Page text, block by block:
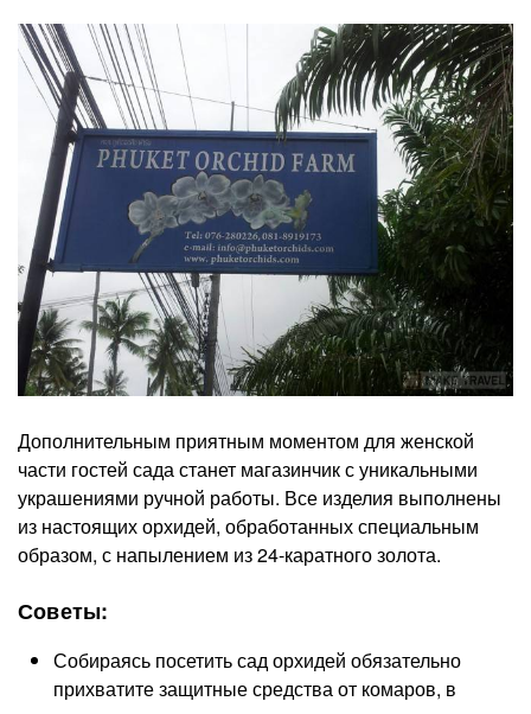
Дополнительным приятным моментом для женской
части гостей сада станет магазинчик с уникальными
украшениями ручной работы. Все изделия выполнены
из настоящих орхидей, обработанных специальным
образом, с напылением из 24-каратного золота.
Советы:
Собираясь посетить сад орхидей обязательно
прихватите защитные средства от комаров, в